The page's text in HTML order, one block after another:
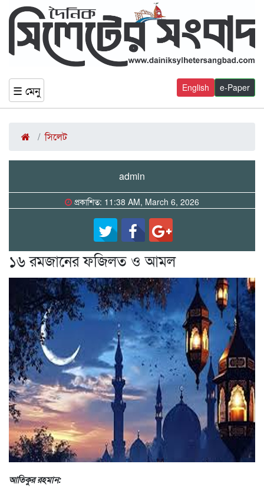
☰ মেনু e-Paper
English
সিলেট
admin
প্রকাশিত: 11:38 AM, March 6, 2026
১৬ রমজানের ফজিলত ও আমল
আতিকুর রহমান: